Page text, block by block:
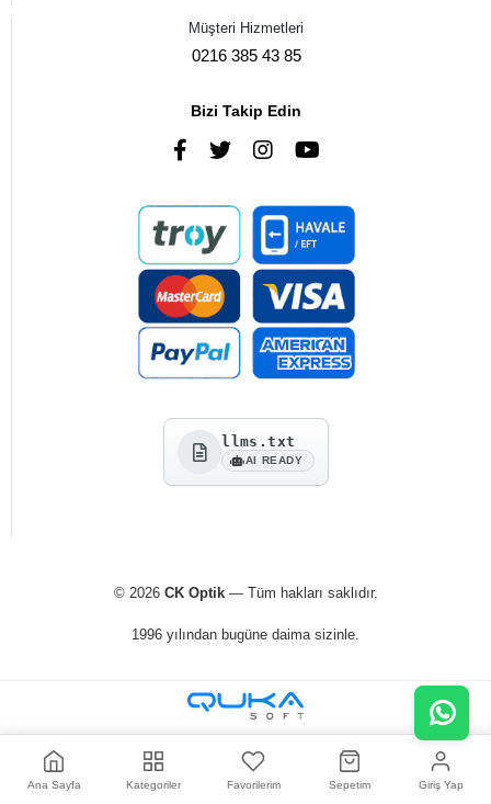
Müşteri Hizmetleri
0216 385 43 85
Bizi Takip Edin
llms.txt
AI READY
© 2026 CK Optik— Tüm hakları saklıdır.
1996 yılından bugüne daima sizinle.
Ana Sayfa Kategoriler Favorilerim Sepetim Giriş Yap